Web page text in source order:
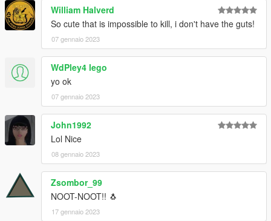
William Halverd
So cute that is impossible to kill, i don't have the guts!
07 gennaio 2023
WdPley4 lego
yo ok
07 gennaio 2023
John1992
Lol Nice
08 gennaio 2023
Zsombor_99
NOOT-NOOT!! 🐧
17 gennaio 2023